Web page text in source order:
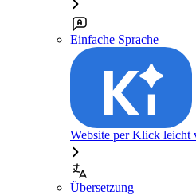
Einfache Sprache
Website per Klick leicht
Übersetzung